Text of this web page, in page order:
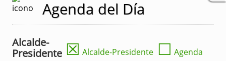
Agenda del Día
Alcalde-
Presidente ☒ Alcalde-Presidente ☐ Agenda